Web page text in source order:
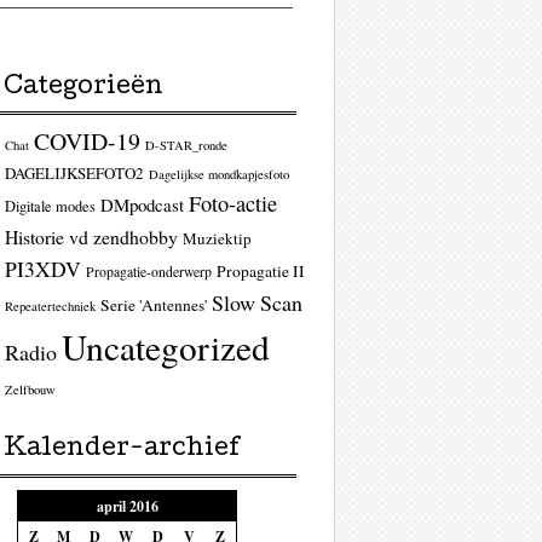
Categorieën
Chat COVID-19 D-STAR_ronde
DAGELIJKSEFOTO2 Dagelijkse mondkapjesfoto
Digitale modes DMpodcast Foto-actie
Historie vd zendhobby Muziektip
PI3XDV Propagatie-onderwerp Propagatie II
Repeatertechniek Serie 'Antennes' Slow Scan
RadioUncategorized
Zelfbouw
Kalender-archief
april 2016
Z
M D W D V Z